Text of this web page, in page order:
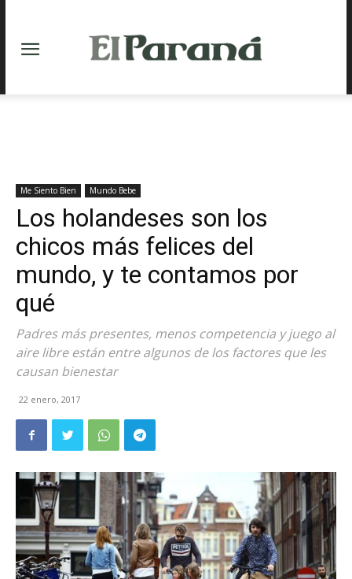
Me Siento Bien Mundo Bebe
Los holandeses son los
chicos más felices del
mundo, y te contamos por
qué
Padres más presentes, menos competencia y juego al
aire libre están entre algunos de los factores que les
causan bienestar
22 enero, 2017